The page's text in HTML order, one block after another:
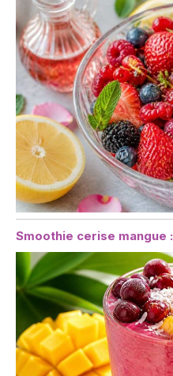
Smoothie cerise